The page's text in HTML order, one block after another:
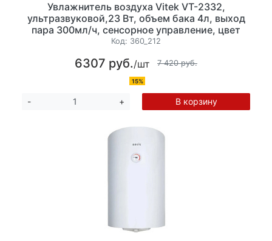
Увлажнитель воздуха Vitek VT-2332,
ультразвуковой,23 Вт, объем бака 4л, выход
пара 300мл/ч, сенсорное управление, цвет
белый
Код: 360_212
6307 руб./шт 7 420 руб.
15%
- + В корзину